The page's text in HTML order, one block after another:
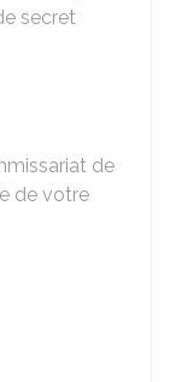
secret
de
de votre